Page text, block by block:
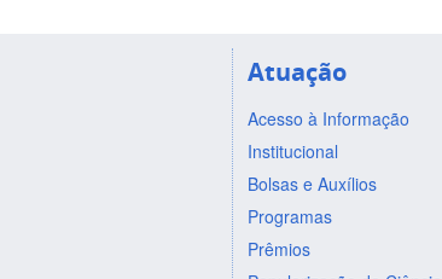
Atuação
Acesso à Informação
Institucional
Bolsas e Auxílios
Programas
Prêmios